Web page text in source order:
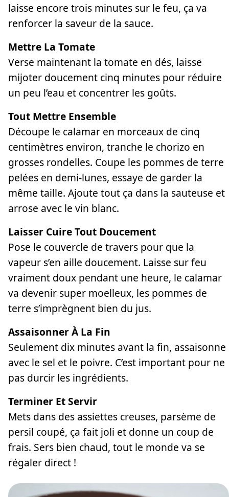
laisse encore trois minutes sur le feu, ça va
renforcer la saveur de la sauce.
Mettre La Tomate
Verse maintenant la tomate en dés, laisse
mijoter doucement cinq minutes pour réduire
un peu l’eau et concentrer les goûts.
Tout Mettre Ensemble
Découpe le calamar en morceaux de cinq
centimètres environ, tranche le chorizo en
grosses rondelles. Coupe les pommes de terre
pelées en demi-lunes, essaye de garder la
même taille. Ajoute tout ça dans la sauteuse et
arrose avec le vin blanc.
Laisser Cuire Tout Doucement
Pose le couvercle de travers pour que la
vapeur s’en aille doucement. Laisse sur feu
vraiment doux pendant une heure, le calamar
va devenir super moelleux, les pommes de
terre s’imprègnent bien du jus.
Assaisonner À La Fin
Seulement dix minutes avant la fin, assaisonne
avec le sel et le poivre. C’est important pour ne
pas durcir les ingrédients.
Terminer Et Servir
Mets dans des assiettes creuses, parsème de
persil coupé, ça fait joli et donne un coup de
frais. Sers bien chaud, tout le monde va se
régaler direct !